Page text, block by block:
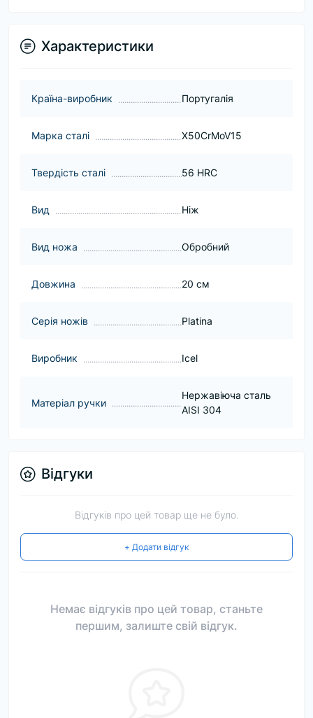
Характеристики
Країна-виробник Португалія
Марка сталі X50CrMoV15
Твердість сталі 56 HRC
Вид Ніж
Вид ножа Обробний
Довжина 20 см
Серія ножів Platina
Виробник Icel
Матеріал ручки
Нержавіюча сталь
AISI 304
Відгуки
Відгуків про цей товар ще не було.
+ Додати відгук
Немає відгуків про цей товар, станьте
першим, залиште свій відгук.